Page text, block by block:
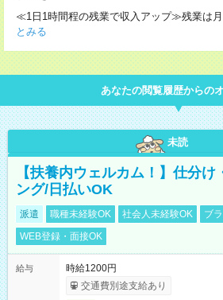
≪1日1時間程の残業で収入アップ≫残業は
とみる
あなたの閲覧履歴からの
未読
【扶養内ウェルカム！】仕分け
ング/日払いOK
派遣 職種未経験OK 社会人未経験OK
ブ
WEB登録・面接OK
給与
時給1200円
交通費別途支給あり